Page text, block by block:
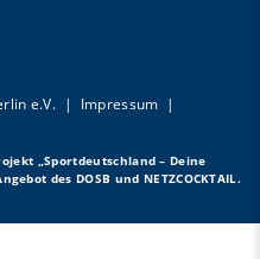
e.V. | Impressum |
„Sportdeutschland – Deine
des DOSB und NETZCOCKTAIL.